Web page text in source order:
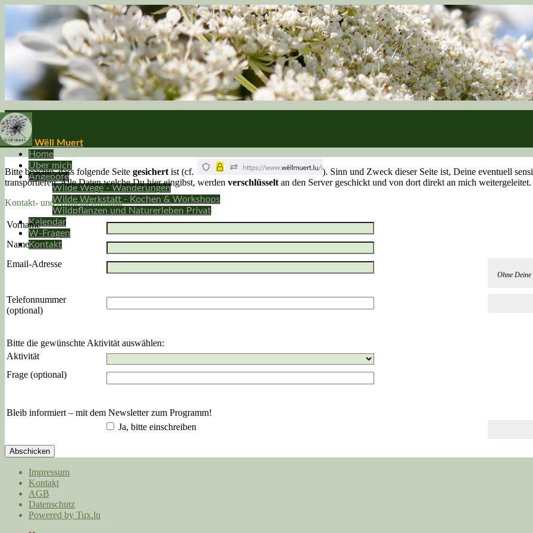
Wëll Muert
Home
Über mich
Angebote
Wilde Wege - Wanderungen
Wilde Werkstatt - Kochen & Workshops
Wildpflanzen und Naturerleben Privat
Kalendar
W-Fragen
Kontakt
Bitte beachte, dass folgende Seite gesichert ist (cf.
). Sinn und Zweck dieser Seite ist, Deine eventuell
transportieren. Alle Daten welche Du hier eingibst, werden verschlüsselt an den Server geschickt und von dort direkt an mich
Kontakt- und Anmeldeformular
Vorname
Name
Email-Adresse
Ohne
Telefonnummer
(optional)
Bitte die gewünschte Aktivität auswählen:
Aktivität
Frage (optional)
Bleib informiert – mit dem Newsletter zum Programm!
Ja, bitte einschreiben
Abschicken
Impressum
Kontakt
AGB
Datenschutz
Powered by Tux.lu